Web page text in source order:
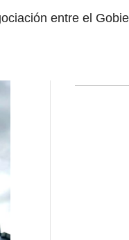
entre el